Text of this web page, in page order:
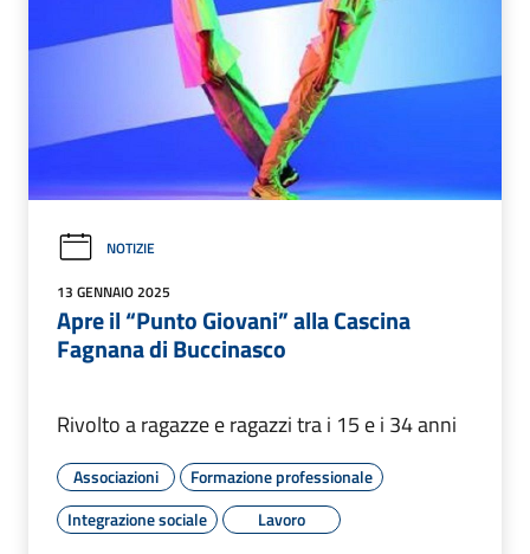
NOTIZIE
13 GENNAIO 2025
Apre il “Punto Giovani” alla Cascina
Fagnana di Buccinasco
Rivolto a ragazze e ragazzi tra i 15 e i 34 anni
Associazioni
Formazione professionale
Integrazione sociale
Lavoro